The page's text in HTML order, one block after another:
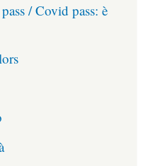
/ Covid pass: è